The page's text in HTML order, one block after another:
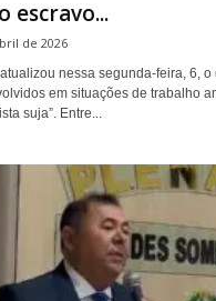
escravo...
de 2026
nessa segunda-feira, 6, o
em situações de trabalho
suja”. Entre...